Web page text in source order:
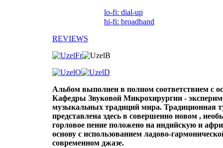
lo-fi: dial-up
hi-fi: broadband
REVIEWS
Альбом выполнен в полном соответствием с
Кафедры Звуковой Микрохирургии -
музыкальных традиций мира. Традиционная
представлена здесь в совершенно новом ,
горловое пение положено на индийскую и
основу с использованием ладово-
современном джазе.